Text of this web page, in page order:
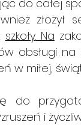
do całej
złożył
szkoły. Na
obsługi na
w miłej,
do
i